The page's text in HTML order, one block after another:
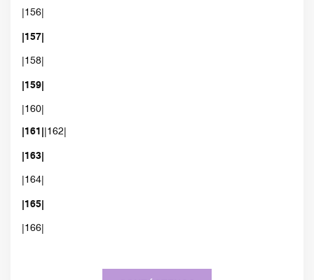
|156|
|157|
|158|
|159|
|160|
|161||162|
|163|
|164|
|165|
|166|